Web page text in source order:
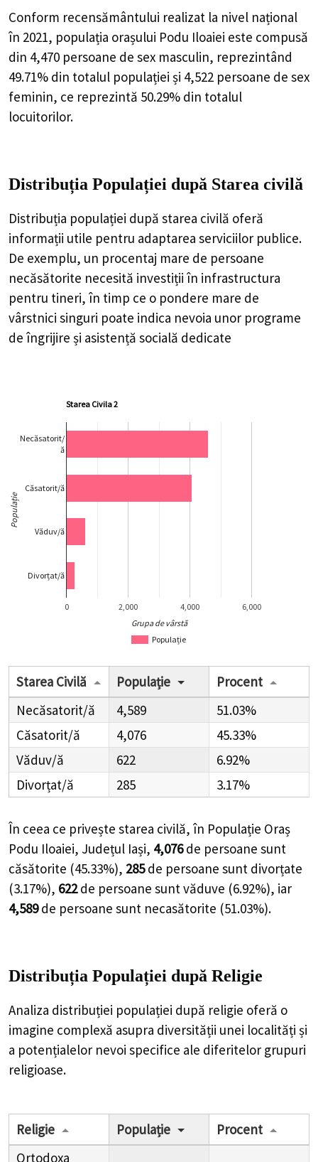
Conform recensământului realizat la nivel național
în 2021, populația orașului Podu Iloaiei este compusă
din 4,470 persoane de sex masculin, reprezintând
49.71% din totalul populației și 4,522 persoane de sex
feminin, ce reprezintă 50.29% din totalul
locuitorilor.
Distribuția Populației după Starea civilă
Distribuția populației după starea civilă oferă
informații utile pentru adaptarea serviciilor publice.
De exemplu, un procentaj mare de persoane
necăsătorite necesită investiții în infrastructura
pentru tineri, în timp ce o pondere mare de
vârstnici singuri poate indica nevoia unor programe
de îngrijire și asistență socială dedicate
Starea Civila 2
Populație
0 2,000 4,000 6,000
Necăsatorit/
ă
Căsatorit/ă
Văduv/ă
Divorțat/ă
Grupa de vârstă
Populație
Starea Civilă Populație
Procent
Necăsatorit/ă
4,589
51.03%
Căsatorit/ă
4,076
45.33%
Văduv/ă
622
6.92%
Divorțat/ă
285 3.17%
În ceea ce privește starea civilă, în Populație Oraș
Podu Iloaiei, Județul Iași, 4,076 de persoane sunt
căsătorite (45.33%), 285 de persoane sunt divorțate
(3.17%), 622 de persoane sunt văduve (6.92%), iar
4,589 de persoane sunt necasătorite (51.03%).
Distribuția Populației după Religie
Analiza distribuției populației după religie oferă o
imagine complexă asupra diversității unei localități și
a potențialelor nevoi specifice ale diferitelor grupuri
religioase.
Religie Populație
Procent
Ortodoxa